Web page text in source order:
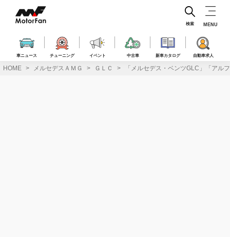
ス
車ニュース チューニング イベント 中古車 新車カタログ 自動車求人
検索 MENU
HOME メルセデスＡＭＧ ＧＬＣ 「メルセデス・ベンツGLC」「ア